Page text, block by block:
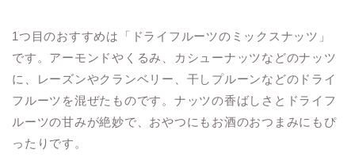
1つ目のおすすめは「ドライフルーツのミックスナッツ」
です。アーモンドやくるみ、カシューナッツなどのナッツ
に、レーズンやクランベリー、干しプルーンなどのドライ
フルーツを混ぜたものです。ナッツの香ばしさとドライフ
ルーツの甘みが絶妙で、おやつにもお酒のおつまみにもぴ
ったりです。